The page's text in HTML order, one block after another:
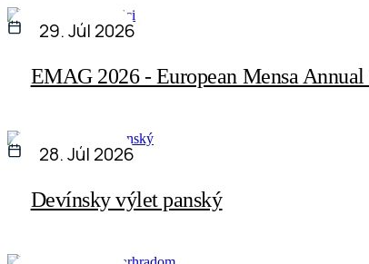
29. Júl 2026
EMAG 2026 - European Mensa
28. Júl 2026
Devínsky výlet panský